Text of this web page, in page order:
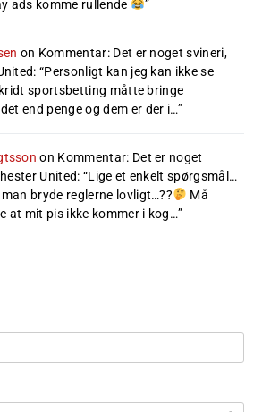
ads komme rullende
”
on Kommentar: Det er noget svineri,
: “Personligt kan jeg kan ikke se
sportsbetting måtte bringe
end penge og dem er der i…”
on Kommentar: Det er noget
United: “Lige et enkelt spørgsmål…
bryde reglerne lovligt…??
Må
at mit pis ikke kommer i kog…”